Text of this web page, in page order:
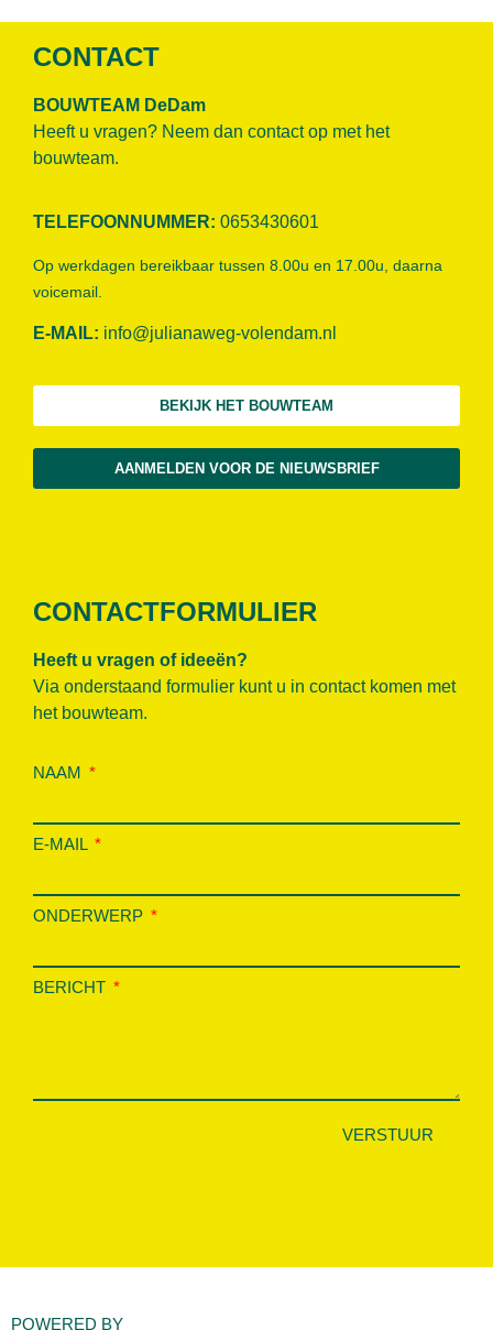
CONTACT
BOUWTEAM DeDam
Heeft u vragen? Neem dan contact op met het
bouwteam.
TELEFOONNUMMER: 0653430601
Op werkdagen bereikbaar tussen 8.00u en 17.00u, daarna
voicemail.
E-MAIL: info@julianaweg-volendam.n
BEKIJK HET BOUWTEAM
AANMELDEN VOOR DE NIEUWSBRIEF
CONTACTFORMULIER
Heeft u vragen of ideeën?
Via onderstaand formulier kunt u in contact komen met
het bouwteam.
NAAM
E-MAIL
ONDERWERP
BERICHT
VERSTUUR
POWERED BY